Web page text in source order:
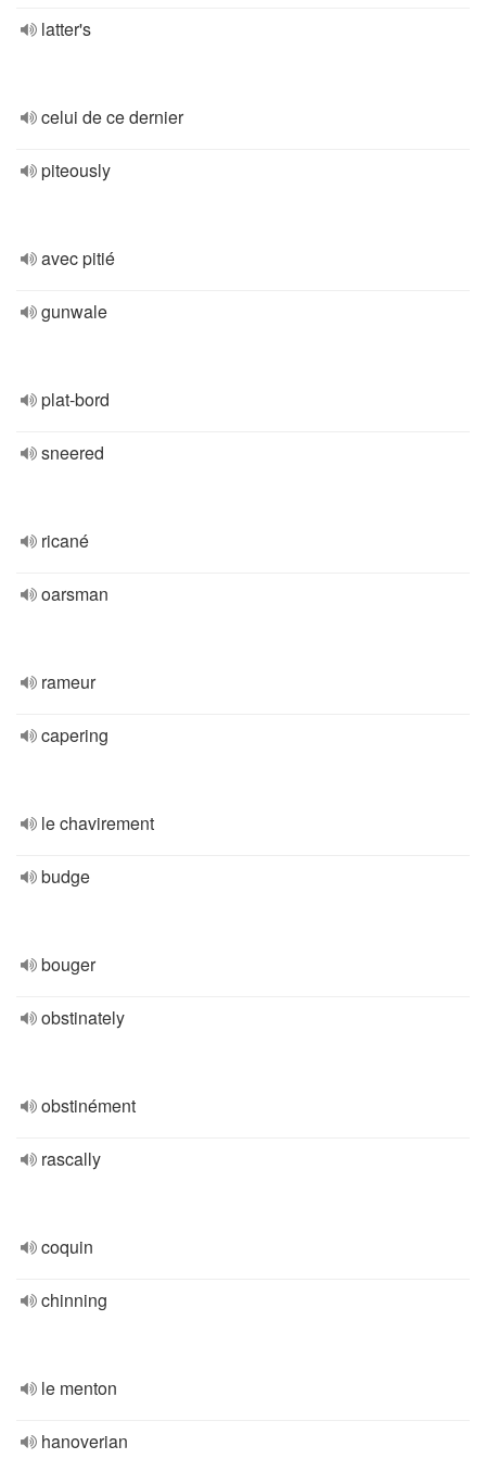
latter's
celui de ce dernier
piteously
avec pitié
gunwale
plat-bord
sneered
ricané
oarsman
rameur
capering
le chavirement
budge
bouger
obstinately
obstinément
rascally
coquin
chinning
le menton
hanoverian